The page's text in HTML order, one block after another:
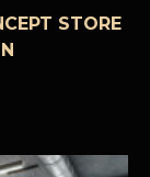
STORE